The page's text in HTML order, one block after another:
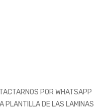
POR WHATSAPP
PLANTILLA DE LAS LAMINAS